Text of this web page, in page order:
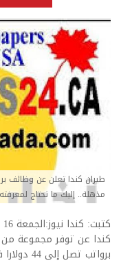
مذهلة.. إليك ما تحتاج لمعرفته
كندا عن توفر مجموعة من
برواتب تصل إلى 44 دولارا في الساعة.